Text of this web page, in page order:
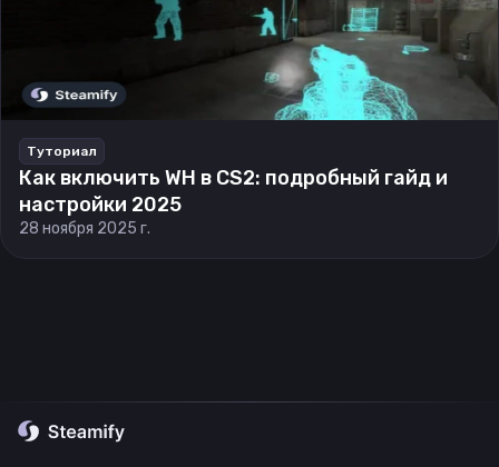
Туториал
Как включить WH в CS2: подробный гайд и
настройки 2025
28 ноября 2025 г.